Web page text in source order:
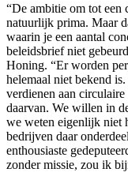
“De ambitie om tot een
natuurlijk prima. Maar
waarin je een aantal
beleidsbrief niet
Honing. “Er worden
helemaal niet bekend
verdienen aan
daarvan. We willen in
we weten eigenlijk niet
bedrijven daar
enthousiaste
zonder missie, zou ik